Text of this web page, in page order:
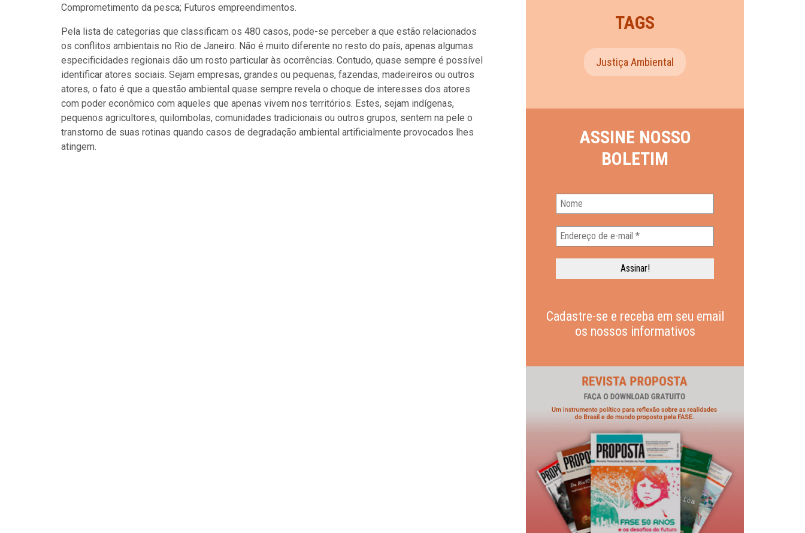
Comprometimento da pesca; Futuros empreendimentos.
Pela lista de categorias que classificam os 480 casos, pode-se perceber a que estão relacionados
os conflitos ambientais no Rio de Janeiro. Não é muito diferente no resto do país, apenas algumas
especificidades regionais dão um rosto particular às ocorrências. Contudo, quase sempre é possível
identificar atores sociais. Sejam empresas, grandes ou pequenas, fazendas, madeireiros ou outros
atores, o fato é que a questão ambiental quase sempre revela o choque de interesses dos atores
com poder econômico com aqueles que apenas vivem nos territórios. Estes, sejam indígenas,
pequenos agricultores, quilombolas, comunidades tradicionais ou outros grupos, sentem na pele o
transtorno de suas rotinas quando casos de degradação ambiental artificialmente provocados lhes
atingem.
TAGS
Justiça Ambiental
ASSINE NOSSO
BOLETIM
Cadastre-se e receba em seu email
os nossos informativos